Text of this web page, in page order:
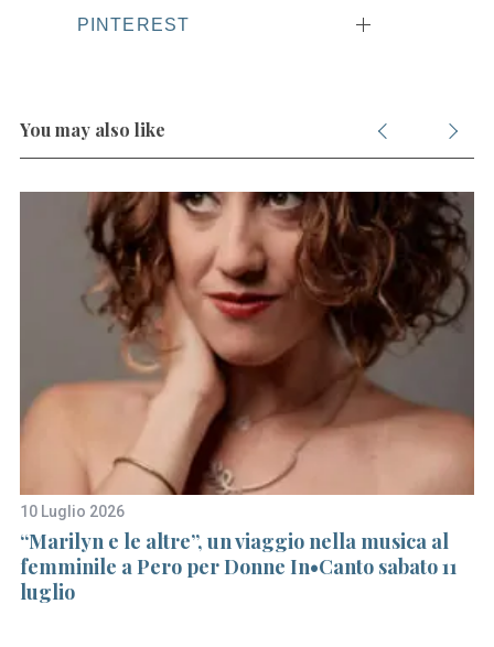
PINTEREST
You may also like
10 Luglio 2026
“Marilyn e le altre”, un viaggio nella musica al
femminile a Pero per Donne In•Canto sabato 11
luglio
e
r
c
h